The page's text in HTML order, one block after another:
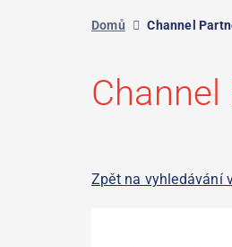
Domů Channel
Channel
Zpět na vyhledávání